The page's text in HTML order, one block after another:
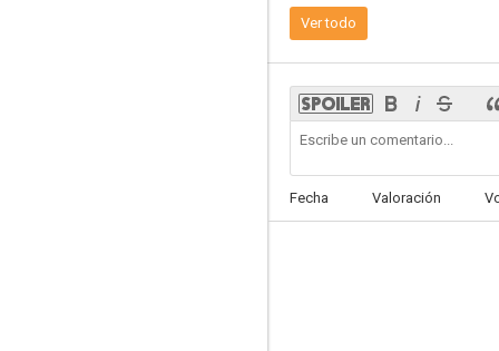
Ver todo
Fecha Valoración